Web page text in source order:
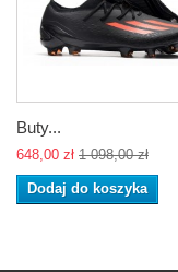
Buty...
648,00 zł 1 098,00 zł
Dodaj do koszyka